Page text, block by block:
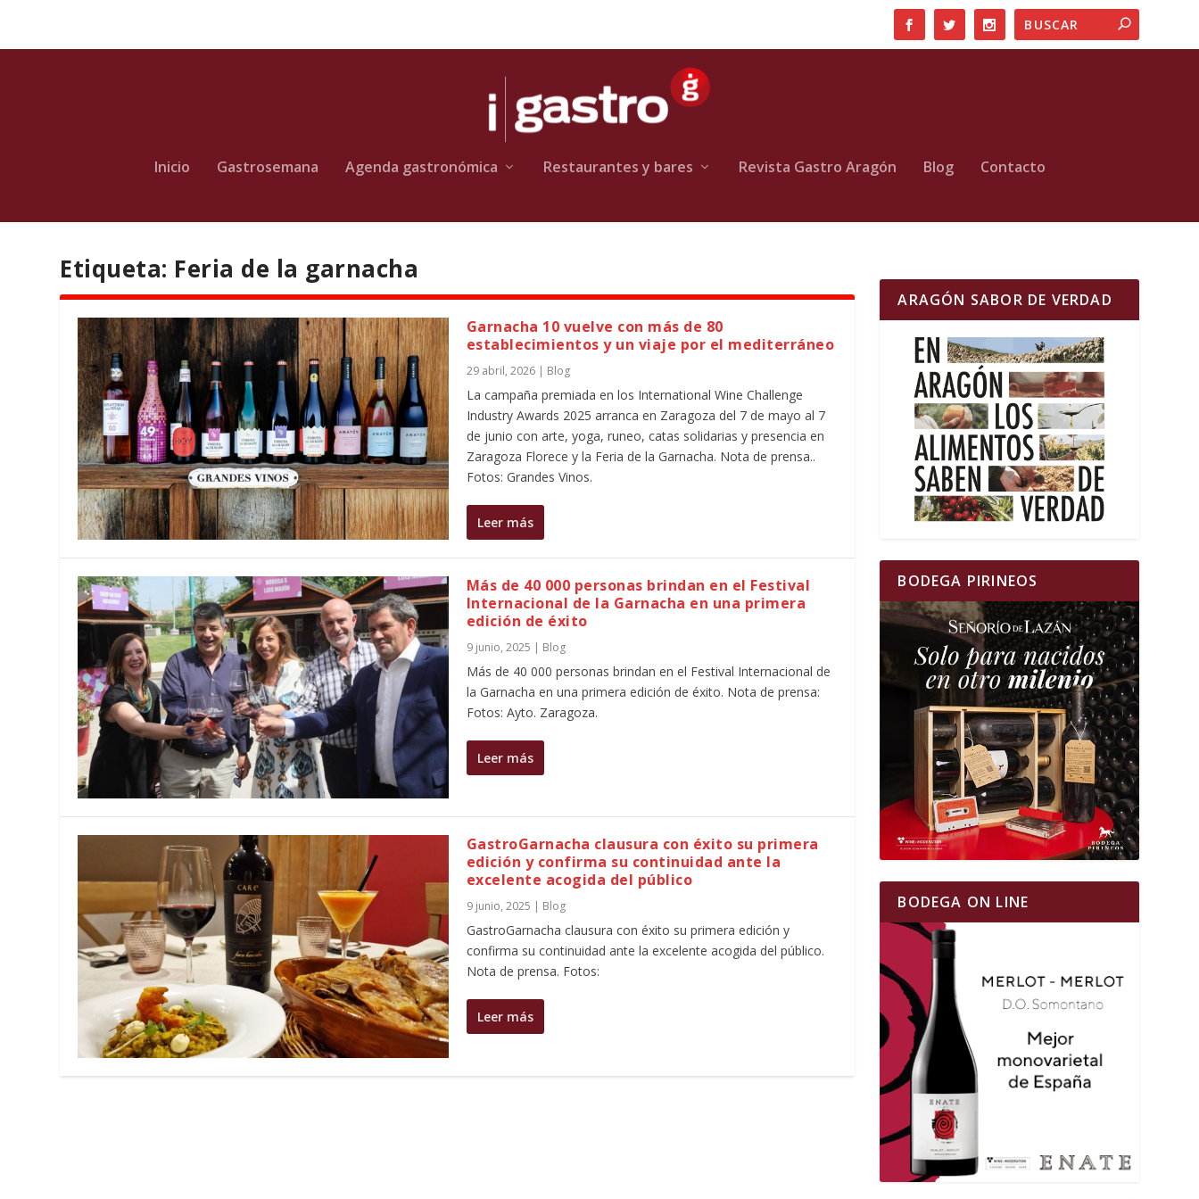
Inicio Gastrosemana Agenda gastronómica Restaurantes y bares Revista Gastro Aragón Blog Contacto
Etiqueta: Feria de la garnacha
Garnacha 10 vuelve con más de 80
establecimientos y un viaje por el mediterráneo
29 abril, 2026| Blog
La campaña premiada en los International Wine Challenge
Industry Awards 2025 arranca en Zaragoza del 7 de mayo al 7
de junio con arte, yoga, runeo, catas solidarias y presencia en
Zaragoza Florece y la Feria de la Garnacha. Nota de prensa..
Fotos: Grandes Vinos.
Leer más
Más de 40 000 personas brindan en el Festival
Internacional de la Garnacha en una primera
edición de éxito
9 junio, 2025 | Blog
Más de 40 000 personas brindan en el Festival Internacional de
la Garnacha en una primera edición de éxito. Nota de prensa:
Fotos: Ayto. Zaragoza.
Leer más
GastroGarnacha clausura con éxito su primera
edición y confirma su continuidad ante la
excelente acogida del público
9 junio, 2025 | Blog
GastroGarnacha clausura con éxito su primera edición y
confirma su continuidad ante la excelente acogida del público.
Nota de prensa. Fotos:
Leer más
ARAGÓN SABOR DE VERDAD
BODEGA PIRINEOS
BODEGA ON LINE